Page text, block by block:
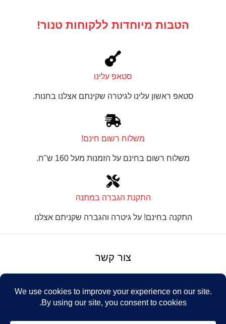
הטבות מיוחדות ללקוחות טנור!
סטאפ עלינו
סטאפ ראשון עלינו לגיטרה שקינתם אצלנו בחנות.
משלוח רשום חינם!
משלוח רשום בחינם על הזמנות מעל 160 ש"ח.
התקנת הגברה במתנה
התקנה בחינם! על גיטרה והגברה שקניתם אצלנו
צור קשר
תנאים והגבלות